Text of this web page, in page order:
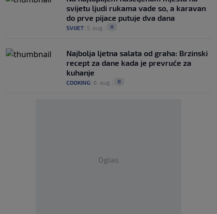
svijetu ljudi rukama vade so, a karavan
do prve pijace putuje dva dana
SVIJET 5. aug. 0
Najbolja ljetna salata od graha: Brzinski
recept za dane kada je prevruće za
kuhanje
COOKING 6. aug. 0
Oglas